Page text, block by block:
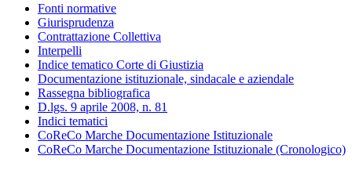
Fonti normative
Giurisprudenza
Contrattazione Collettiva
Interpelli
Indice tematico Corte di Giustizia
Documentazione istituzionale, sindacale e aziendale
Rassegna bibliografica
D.lgs. 9 aprile 2008, n. 81
Indici tematici
CoReCo Marche Documentazione Istituzionale
CoReCo Marche Documentazione Istituzionale (Cronologico)